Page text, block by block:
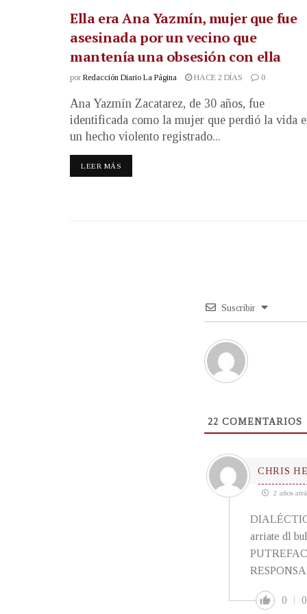
Ella era Ana Yazmín, mujer que fue
asesinada por un vecino que
mantenía una obsesión con ella
por Redacción Diario La Página HACE 2 DÍAS 0
Ana Yazmín Zacatarez, de 30 años, fue
identificada como la mujer que perdió la vida
un hecho violento registrado...
LEER MÁS
Suscribir
22 COMENTARIOS
CHRIS
2 años
arriate dl
0 0